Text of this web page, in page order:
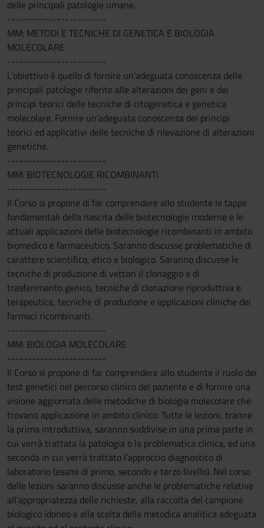
delle principali patologie umane.
------------------------
MM: METODI E TECNICHE DI GENETICA E BIOLOGIA
MOLECOLARE
------------------------
L’obiettivo è quello di fornire un’adeguata conoscenza delle
principali patologie riferite alle alterazioni dei geni e dei
principi teorici delle tecniche di citogenetica e genetica
molecolare. Fornire un’adeguata conoscenza dei principi
teorici ed applicativi delle tecniche di rilevazione di alterazioni
genetiche.
------------------------
MM: BIOTECNOLOGIE RICOMBINANTI
------------------------
Il Corso si propone di far comprendere allo studente le tappe
fondamentali della nascita delle biotecnologie moderne e le
attuali applicazioni delle biotecnologie ricombinanti in ambito
biomedico e farmaceutico. Saranno discusse problematiche di
carattere scientifico, etico e biologico. Saranno discusse le
tecniche di produzione di vettori il clonaggio e di
trasferimento genico, tecniche di clonazione riproduttiva e
terapeutica, tecniche di produzione e applicazioni cliniche dei
farmaci ricombinanti.
------------------------
MM: BIOLOGIA MOLECOLARE
------------------------
Il Corso si propone di far comprendere allo studente il ruolo dei
test genetici nel percorso clinico del paziente e di fornire una
visione aggiornata delle metodiche di biologia molecolare che
trovano applicazione in ambito clinico. Tutte le lezioni, tranne
la prima introduttiva, saranno suddivise in una prima parte in
cui verrà trattata la patologia o la problematica clinica, ed una
seconda in cui verrà trattato l’approccio diagnostico di
laboratorio (esami di primo, secondo e terzo livello). Nel corso
delle lezioni saranno discusse anche le problematiche relative
all’appropriatezza delle richieste, alla raccolta del campione
biologico idoneo e alla scelta della metodica analitica adeguata